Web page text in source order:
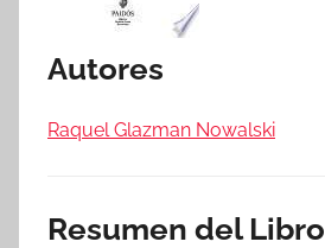
Autores
Raquel Glazman Nowalski
Resumen del Libro